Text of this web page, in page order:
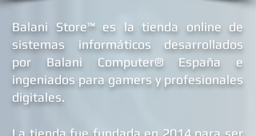
Balani Store™ es la tienda online de
sistemas informáticos desarrollados
por Balani Computer® Españae
ingeniados para gamers y profesionales